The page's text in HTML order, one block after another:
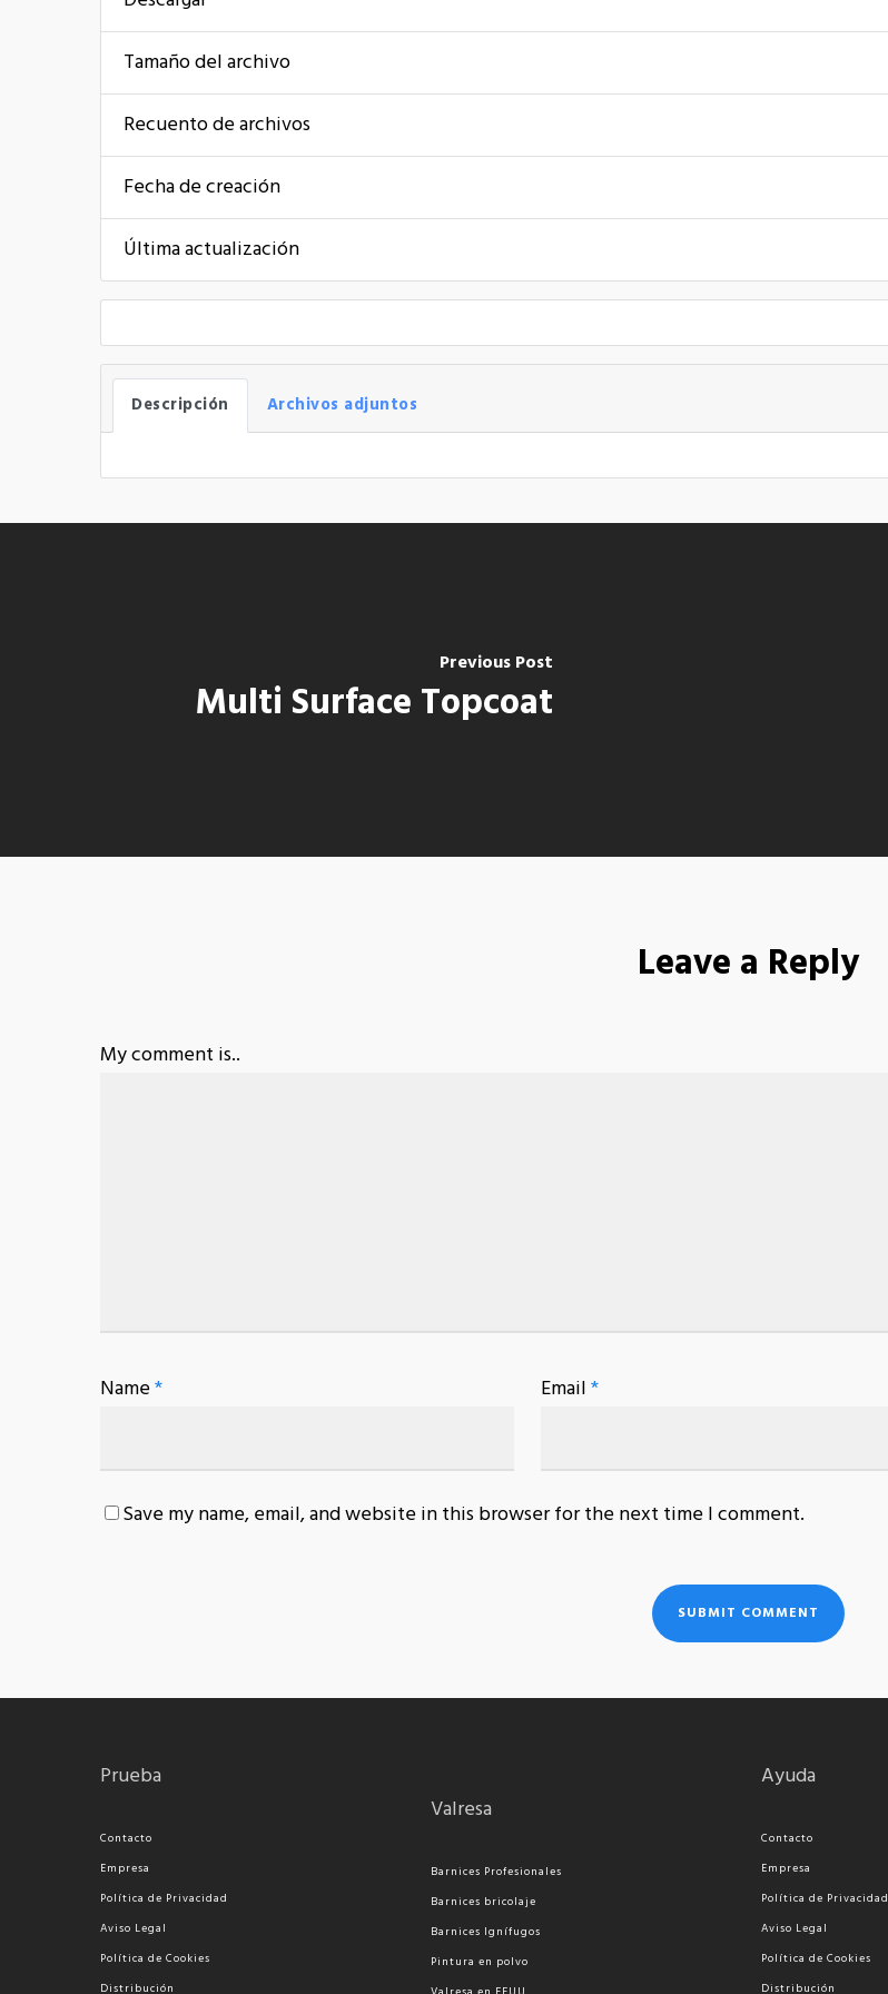
Tamaño del archivo
Recuento de archivos
Fecha de creación
Última actualización
Descripción Archivos adjuntos
Previous Post
Multi Surface Topcoat
Leave a Reply
My comment is..
Name* Email*
Save my name, email, and website in this browser for the next time I comment.
Prueba
Contacto
Empresa
Política de Privacidad
Aviso Legal
Política de Cookies
Distribución
Valresa
Barnices Profesionales
Barnices bricolaje
Barnices Ignífugos
Pintura en polvo
Ayuda
Contacto
Empresa
Política de Privacidad
Aviso Legal
Política de Cookies
Distribución